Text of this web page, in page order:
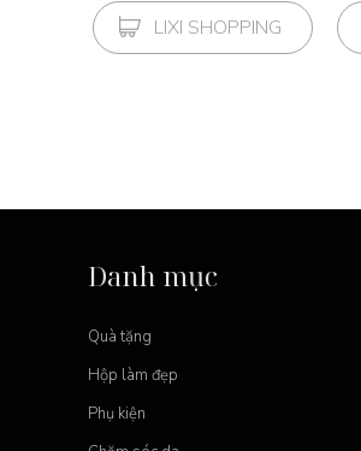
LIXI SHOPPING
Danh mục
Quà tặng
Hộp làm đẹp
Phụ kiện